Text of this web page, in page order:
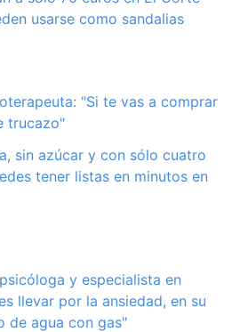
usarse como sandalias
"Si te vas a comprar
trucazo"
sin azúcar y con sólo cuatro
tener listas en minutos en
y especialista en
llevar por la ansiedad, en su
de agua con gas"